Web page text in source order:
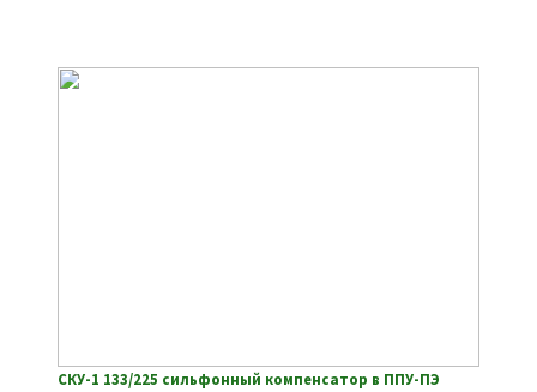
СКУ-1 133/225 сильфонный компенсатор в ППУ-ПЭ